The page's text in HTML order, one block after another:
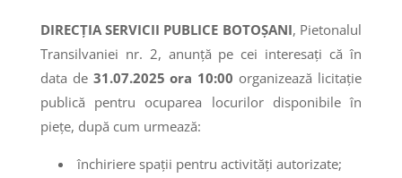
DIRECȚIA SERVICII PUBLICE BOTOȘANI, Pietonalul
Transilvaniei nr. 2, anunţă pe cei interesaţi că în
data de 31.07.2025 ora 10:00 organizează licitaţie
publică pentru ocuparea locurilor disponibile în
piețe, după cum urmează:
închiriere spații pentru activități autorizate;